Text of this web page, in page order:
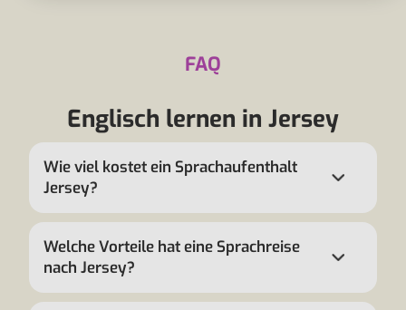
FAQ
Englisch lernen in Jersey
Wie viel kostet ein Sprachaufenthalt
Jersey?
Welche Vorteile hat eine Sprachreise
nach Jersey?